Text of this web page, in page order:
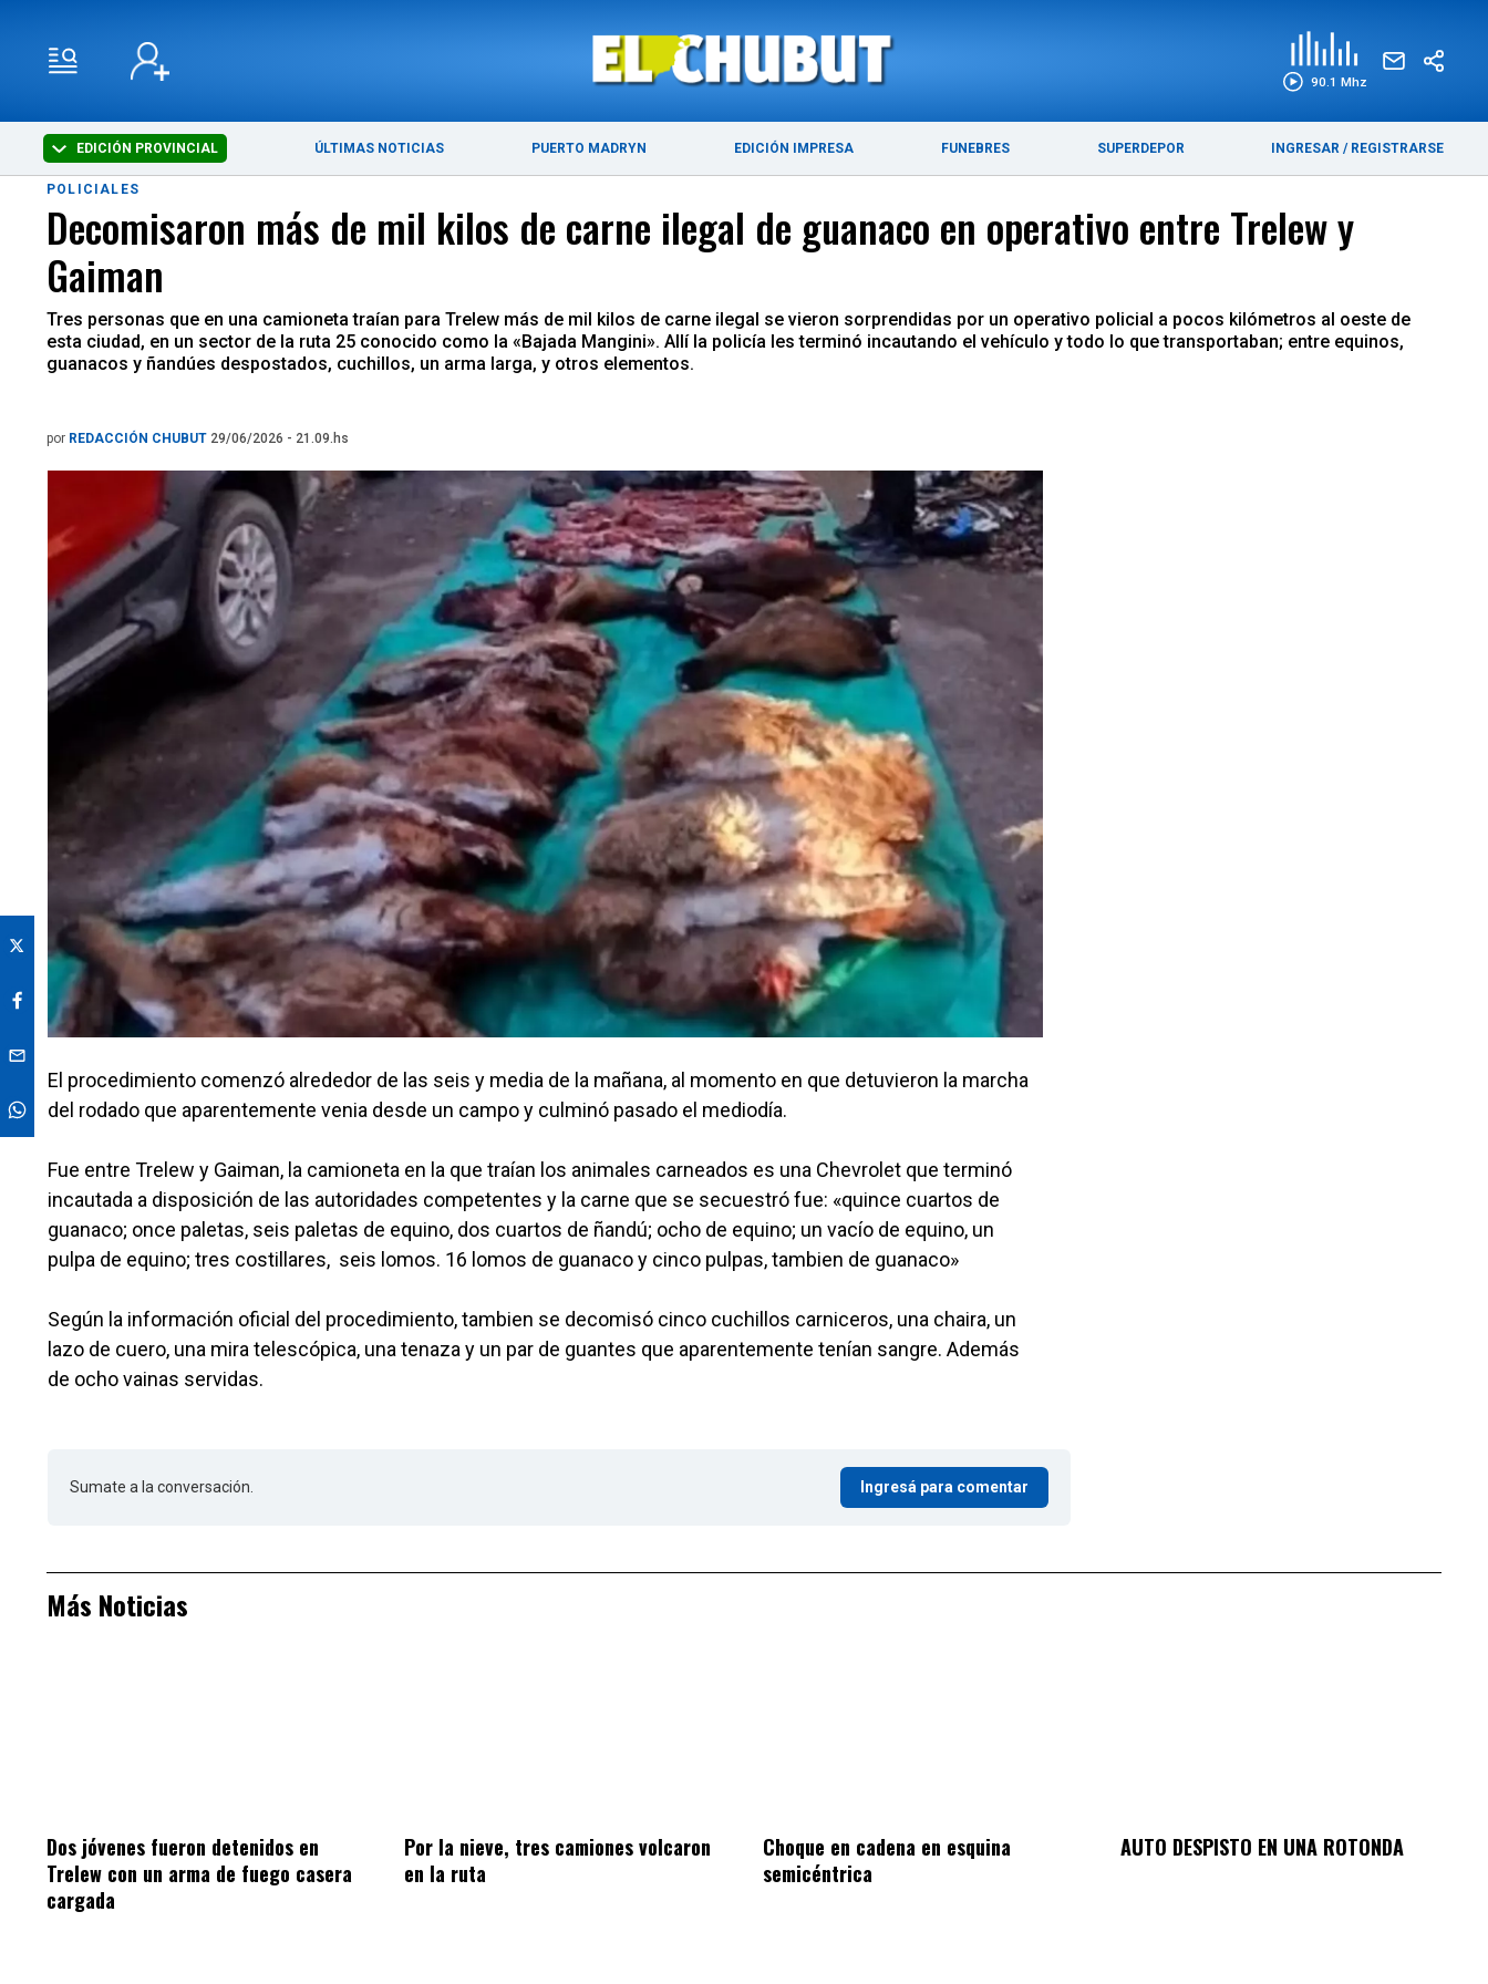
90.1 Mhz
EDICIÓN PROVINCIAL ÚLTIMAS NOTICIAS PUERTO MADRYN EDICIÓN IMPRESA FUNEBRES SUPERDEPOR INGRESAR / REGISTRARSE
ÚLTIMAS NOTICIAS PUERTO MADRYN
POLICIALES
Decomisaron más de mil kilos de carne ilegal de guanaco en operativo entre Trelew y
Gaiman
Tres personas que en una camioneta traían para Trelew más de mil kilos de carne ilegal se vieron sorprendidas por un operativo policial a pocos kilómetros al oeste de
esta ciudad, en un sector de la ruta 25 conocido como la «Bajada Mangini». Allí la policía les terminó incautando el vehículo y todo lo que transportaban; entre equinos,
guanacos y ñandúes despostados, cuchillos, un arma larga, y otros elementos.
por REDACCIÓN CHUBUT 29/06/2026 - 21.09.hs
El procedimiento comenzó alrededor de las seis y media de la mañana, al momento en que detuvieron la marcha
del rodado que aparentemente venia desde un campo y culminó pasado el mediodía.
Fue entre Trelew y Gaiman, la camioneta en la que traían los animales carneados es una Chevrolet que terminó
incautada a disposición de las autoridades competentes y la carne que se secuestró fue: «quince cuartos de
guanaco; once paletas, seis paletas de equino, dos cuartos de ñandú; ocho de equino; un vacío de equino, un
pulpa de equino; tres costillares, seis lomos. 16 lomos de guanaco y cinco pulpas, tambien de guanaco»
Según la información oficial del procedimiento, tambien se decomisó cinco cuchillos carniceros, una chaira, un
lazo de cuero, una mira telescópica, una tenaza y un par de guantes que aparentemente tenían sangre. Además
de ocho vainas servidas.
Sumate a la conversación. Ingresá para comentar
Más Noticias
Dos jóvenes fueron detenidos en
Trelew con un arma de fuego casera
cargada
Por la nieve, tres camiones volcaron
en la ruta
Choque en cadena en esquina
semicéntrica
AUTO DESPISTO EN UNA ROTONDA